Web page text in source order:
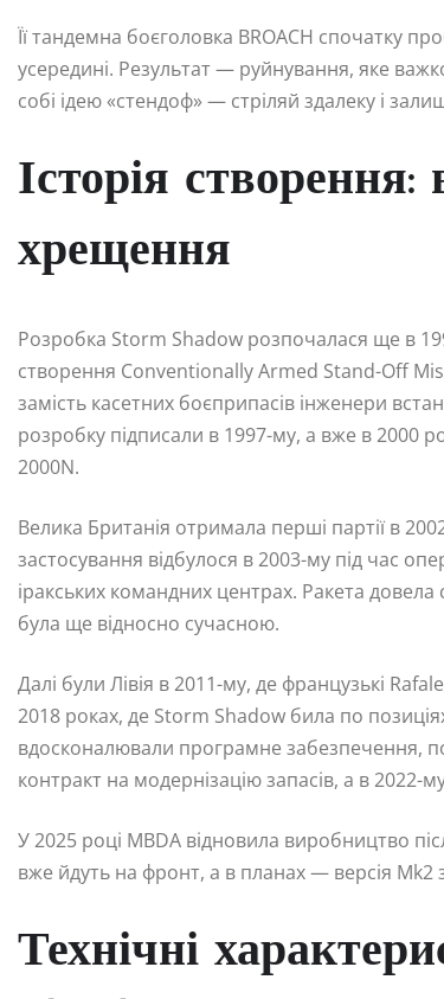
Її тандемна боєголовка BROACH спочатку
усередині. Результат — руйнування, яке
собі ідею «стендоф» — стріляй здалеку і
Історія створення:
хрещення
Розробка Storm Shadow розпочалася ще в
створення Conventionally Armed Stand-Off
замість касетних боєприпасів інженери
розробку підписали в 1997-му, а вже в 2000
2000N.
Велика Британія отримала перші партії в
застосування відбулося в 2003-му під час
іракських командних центрах. Ракета
була ще відносно сучасною.
Далі були Лівія в 2011-му, де французькі
2018 роках, де Storm Shadow била по
вдосконалювали програмне забезпечення,
контракт на модернізацію запасів, а в
У 2025 році MBDA відновила виробництво
вже йдуть на фронт, а в планах — версія
Технічні